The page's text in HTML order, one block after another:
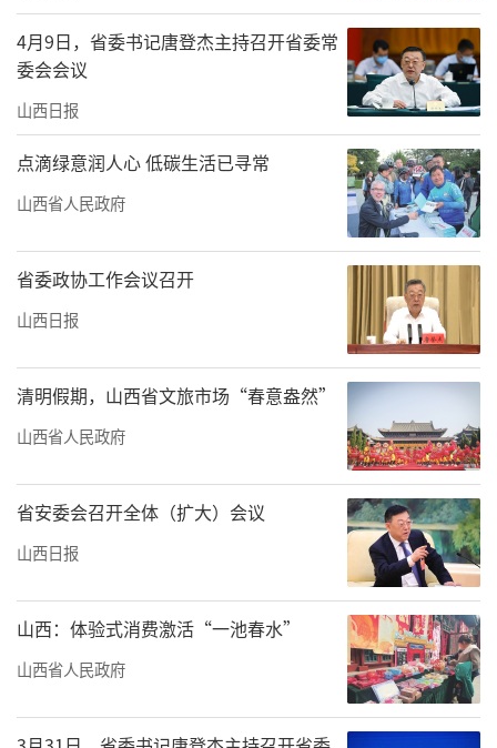
4月9日，省委书记唐登杰主持召开省委常
委会会议
山西日报
点滴绿意润人心 低碳生活已寻常
山西省人民政府
省委政协工作会议召开
山西日报
清明假期，山西省文旅市场“春意盎然”
山西省人民政府
省安委会召开全体（扩大）会议
山西日报
山西：体验式消费激活“一池春水”
山西省人民政府